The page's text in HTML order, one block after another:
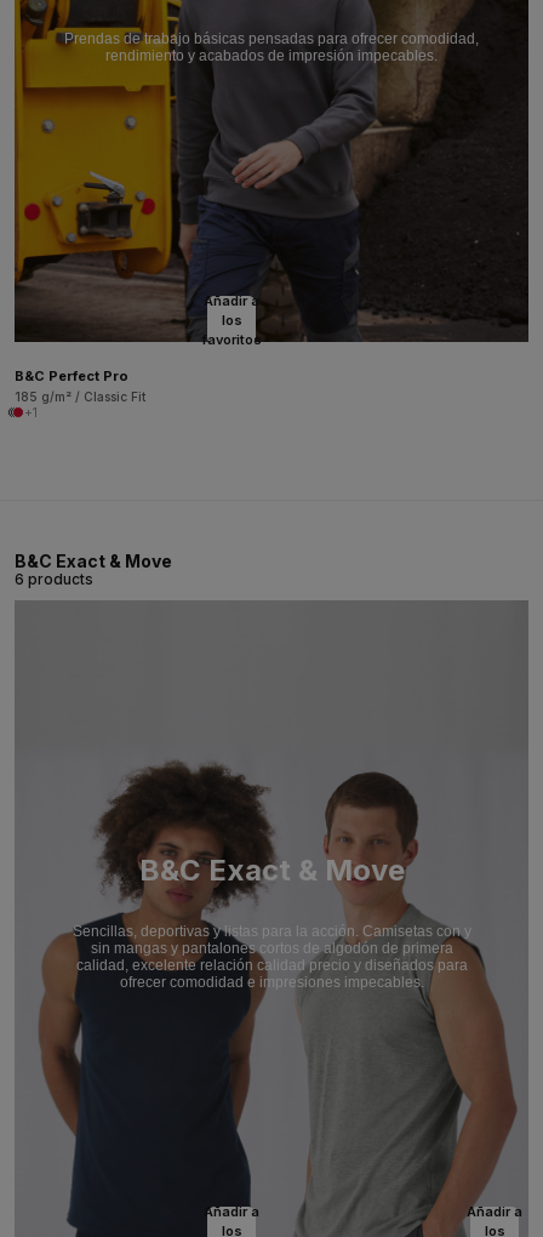
Prendas de trabajo básicas pensadas para ofrecer comodidad,
rendimiento y acabados de impresión impecables.
Añadir a
los
favoritos
B&C Perfect Pro
185 g/m² / Classic Fit
+1
B&C Exact & Move
6 products
B&C Exact & Move
Sencillas, deportivas y listas para la acción. Camisetas con y
sin mangas y pantalones cortos de algodón de primera
calidad, excelente relación calidad precio y diseñados para
ofrecer comodidad e impresiones impecables.
Añadir a
los
Añadir a
los